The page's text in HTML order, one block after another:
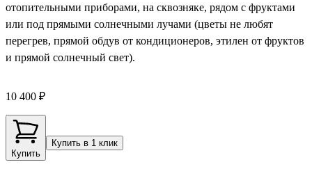
отопительными приборами, на сквозняке, рядом с фруктами
или под прямыми солнечными лучами (цветы не любят
перегрев, прямой обдув от кондиционеров, этилен от фруктов
и прямой солнечный свет).
10 400 ₽
Купить
Купить в 1 клик